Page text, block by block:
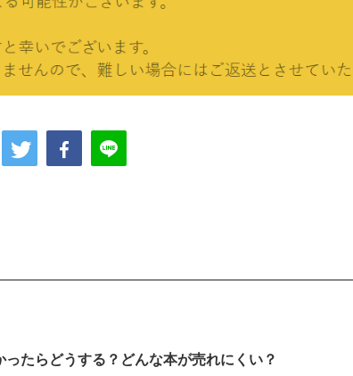
ったらどうする？どんな本が売れにくい？